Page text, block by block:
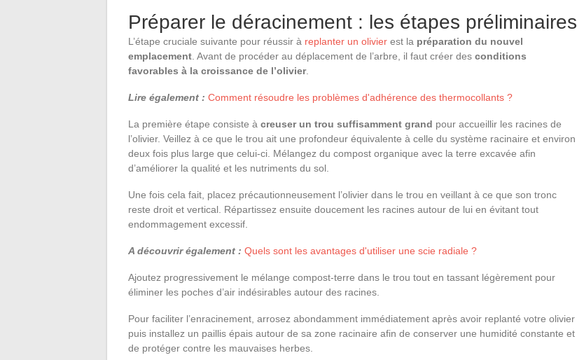
Préparer le déracinement : les étapes préliminaires
L’étape cruciale suivante pour réussir à replanter un olivier est la préparation du nouvel
emplacement . Avant de procéder au déplacement de l’arbre, il faut créer des conditions
favorables à la croissance de l’olivier.
Lire également : Comment résoudre les problèmes d'adhérence des thermocollants ?
La première étape consiste à creuser un trou suffisamment grand pour accueillir les racines de
l’olivier. Veillez à ce que le trou ait une profondeur équivalente à celle du système racinaire et environ
deux fois plus large que celui-ci. Mélangez du compost organique avec la terre excavée afin
d’améliorer la qualité et les nutriments du sol.
Une fois cela fait, placez précautionneusement l’olivier dans le trou en veillant à ce que son tronc
reste droit et vertical. Répartissez ensuite doucement les racines autour de lui en évitant tout
endommagement excessif.
A découvrir également : Quels sont les avantages d'utiliser une scie radiale ?
Ajoutez progressivement le mélange compost-terre dans le trou tout en tassant légèrement pour
éliminer les poches d’air indésirables autour des racines.
Pour faciliter l’enracinement, arrosez abondamment immédiatement après avoir replanté votre olivier
puis installez un paillis épais autour de sa zone racinaire afin de conserver une humidité constante et
de protéger contre les mauvaises herbes.